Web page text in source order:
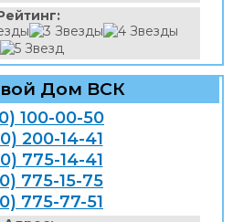
Дом ВСК
100-00-50
200-14-41
775-14-41
775-15-75
775-77-51